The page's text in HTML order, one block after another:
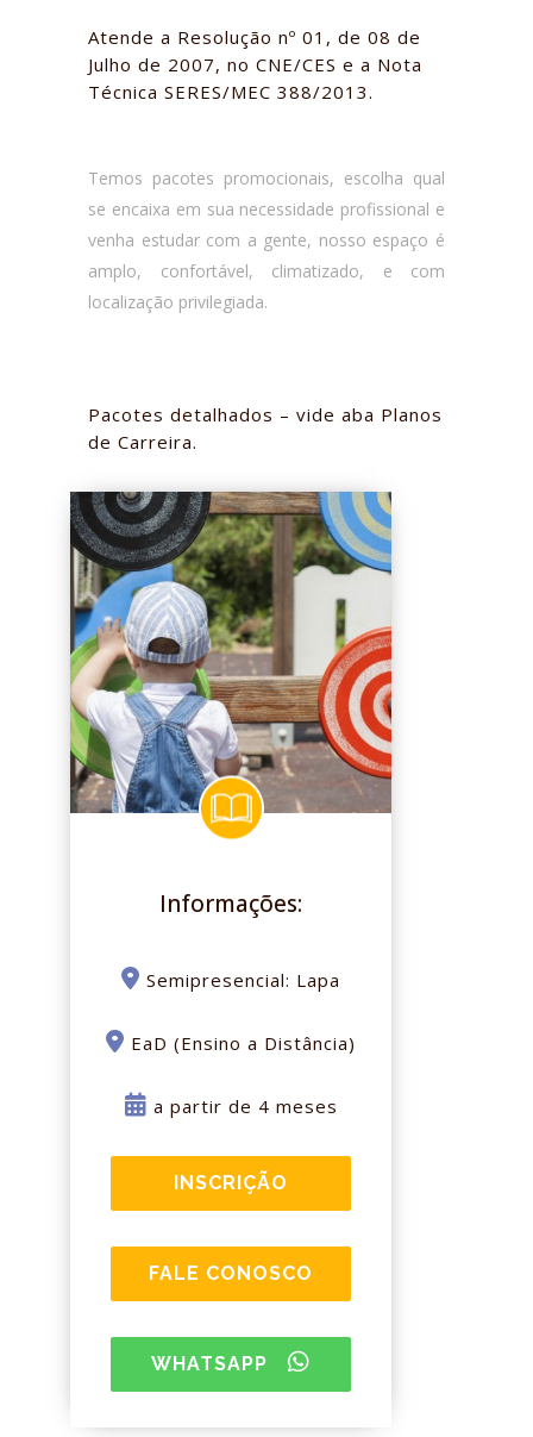
Atende a Resolução nº 01, de 08 de
Julho de 2007, no CNE/CES e a Nota
Técnica SERES/MEC 388/2013.
Temos pacotes promocionais, escolha qual
se encaixa em sua necessidade profissional e
venha estudar com a gente, nosso espaço é
amplo, confortável, climatizado, e com
localização privilegiada.
Pacotes detalhados – vide aba Planos
de Carreira.
Informações:
Semipresencial: Lapa
EaD (Ensino a Distância)
a partir de 4 meses
INSCRIÇÃO
FALE CONOSCO
WHATSAPP